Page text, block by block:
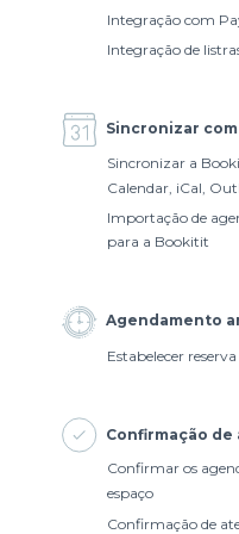
Integração com
Integração de
Sincronizar
Sincronizar a
Calendar, iCal,
Importação de
para a Bookitit
Agendamento
Estabelecer
Confirmação
Confirmar os
espaço
Confirmação de